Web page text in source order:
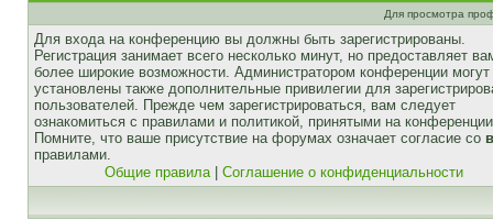
Для просмотра
Для входа на конференцию вы должны быть зарегистрированы.
Регистрация занимает всего несколько минут, но предоставляет
более широкие возможности. Администратором конференции
установлены также дополнительные привилегии для
пользователей. Прежде чем зарегистрироваться, вам следует
ознакомиться с правилами и политикой, принятыми на
Помните, что ваше присутствие на форумах означает согласие со
правилами.
Общие правила| Соглашение о конфиденциальности